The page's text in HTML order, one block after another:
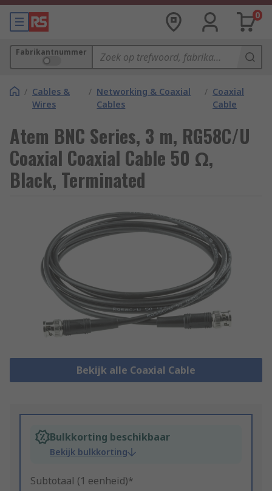
0
Fabrikantnummer
/ Cables &
Wires
/ Networking & Coaxial
Cables
/ Coaxial
Cable
Atem BNC Series, 3 m, RG58C/U
Coaxial Coaxial Cable 50 Ω,
Black, Terminated
Bekijk alle Coaxial Cable
Bulkkorting beschikbaar
Bekijk bulkkorting
Subtotaal (1 eenheid)*